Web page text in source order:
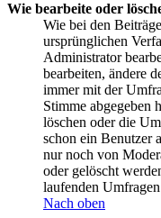
Wie bearbeite oder
Wie bei den
ursprünglichen
Administrator
bearbeiten, ändere
immer mit der
Stimme abgegeben
löschen oder die
schon ein Benutzer
nur noch von
oder gelöscht
laufenden
Nach oben